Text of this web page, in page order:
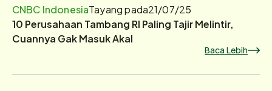
CNBC IndonesiaTayang pada21/07/25
10 Perusahaan Tambang RI Paling Tajir Melintir,
Cuannya Gak Masuk Akal
Baca Lebih